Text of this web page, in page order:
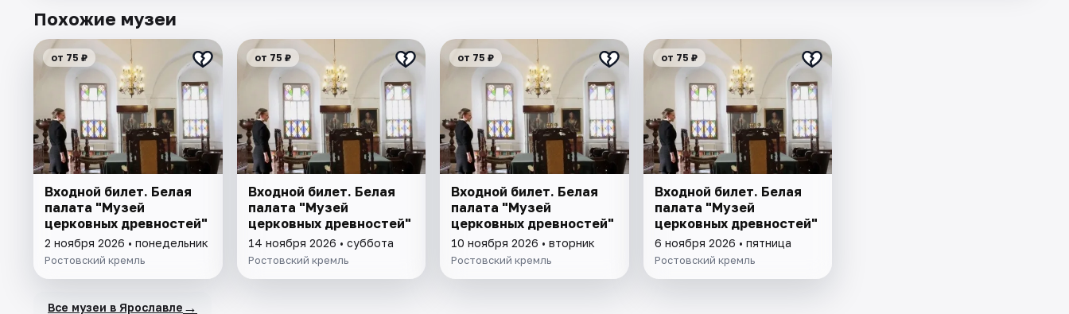
Похожие музеи
от 75 ₽
Входной билет. Белая
палата "Музей
церковных древностей"
2 ноября 2026 • понедельник
Ростовский кремль
от 75 ₽
Входной билет. Белая
палата "Музей
церковных древностей"
14 ноября 2026 • суббота
Ростовский кремль
от 75 ₽
Входной билет. Белая
палата "Музей
церковных древностей"
10 ноября 2026 • вторник
Ростовский кремль
от 75 ₽
Входной билет. Белая
палата "Музей
церковных древностей"
6 ноября 2026 • пятница
Ростовский кремль
Все музеи в Ярославле →